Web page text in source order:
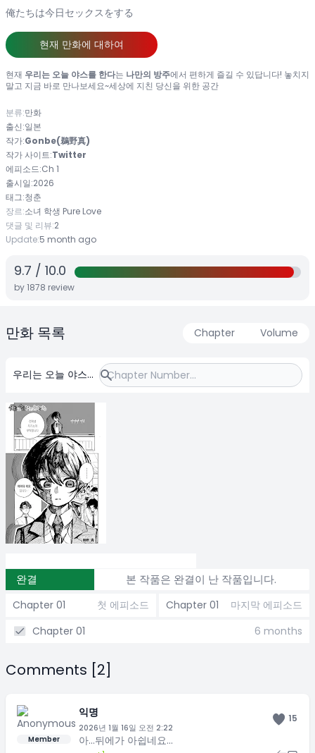
俺たちは今日セックスをする
현재 만화에 대하여
현재 우리는 오늘 야스를 한다는 나만의 방주에서 편하게 즐길 수 있답니다! 놓치지
말고 지금 바로 만나보세요~세상에 지친 당신을 위한 공간
분류:만화
출신:일본
작가:Gonbe(鵜野真)
작가 사이트:Twitter
에피소드:Ch 1
출시일:2026
태그:청춘
장르:소녀 학생 Pure Love
댓글 및 리뷰:2
Update:5 month ago
9.7 / 10.0
by1878 review
만화 목록 Chapter Volume
우리는 오늘 야스를
완결 본 작품은 완결이 난 작품입니다.
Chapter 01 첫 에피소드 Chapter 01
마지막 에피소드
Chapter 01
6 months
Comments [2]
Member
익명
2026년 1월 16일 오전 2:22
15
아...뒤에가 아쉽네요...